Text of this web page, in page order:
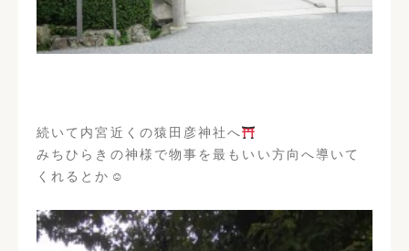
続いて内宮近くの猿田彦神社へ
みちひらきの神様で物事を最もいい方向へ導いて
くれるとか☺︎︎